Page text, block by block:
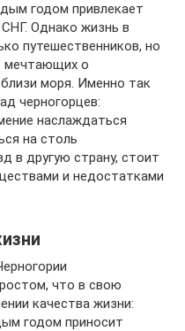
годом привлекает
Однако жизнь в
путешественников, но
мечтающих о
моря. Именно так
черногорцев:
наслаждаться
на столь
в другую страну, стоит
и недостатками
что в свою
качества жизни:
годом приносит